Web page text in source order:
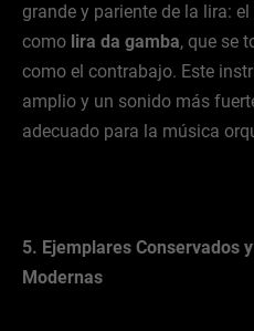
grande y pariente de la lira: el
como lira da gamba, que se
como el contrabajo. Este
amplio y un sonido más
adecuado para la música
5. Ejemplares Conservados
Modernas